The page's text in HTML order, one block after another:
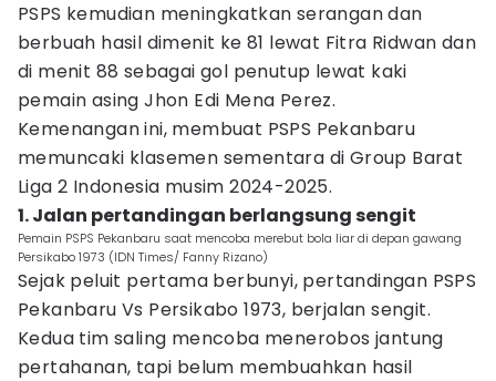
PSPS kemudian meningkatkan serangan dan
berbuah hasil dimenit ke 81 lewat Fitra Ridwan dan
di menit 88 sebagai gol penutup lewat kaki
pemain asing Jhon Edi Mena Perez.
Kemenangan ini, membuat PSPS Pekanbaru
memuncaki klasemen sementara di Group Barat
Liga 2 Indonesia musim 2024-2025.
1. Jalan pertandingan berlangsung sengit
Pemain PSPS Pekanbaru saat mencoba merebut bola liar di depan gawang
Persikabo 1973 (IDN Times/ Fanny Rizano)
Sejak peluit pertama berbunyi, pertandingan PSPS
Pekanbaru Vs Persikabo 1973, berjalan sengit.
Kedua tim saling mencoba menerobos jantung
pertahanan, tapi belum membuahkan hasil